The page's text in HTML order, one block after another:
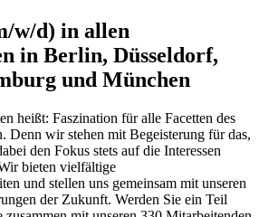
w/d) in allen
in Berlin, Düsseldorf,
und München
heißt: Faszination für alle Facetten des
Denn wir stehen mit Begeisterung für das,
den Fokus stets auf die Interessen
bieten vielfältige
und stellen uns gemeinsam mit unseren
der Zukunft. Werden Sie ein Teil